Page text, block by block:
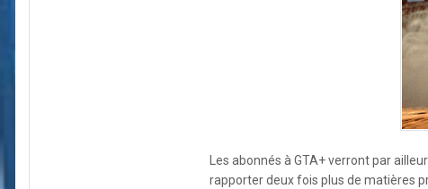
Les abonnés à GTA+ verront par
rapporter deux fois plus de matières